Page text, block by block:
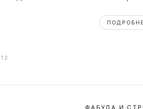
ФАБУЛА И